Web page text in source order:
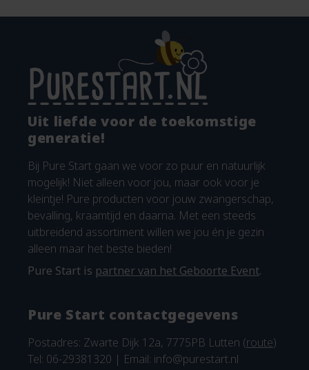
Uit liefde voor de toekomstige
generatie!
Bij Pure Start gaan we voor zo puur en natuurlijk
mogelijk! Niet alleen voor jou, maar ook voor je
kleintje! Pure producten voor jouw zwangerschap,
bevalling, kraamtijd en daarna. Met een steeds
uitbreidend assortiment willen we jou én je gezin
alleen maar het beste bieden!
Pure Start is partner van het Geboorte Event.
Pure Start contactgegevens
Postadres: Zwarte Dijk 12a, 7775PB Lutten (route)
Tel: 06-29381320 | Email: info@purestart.nl